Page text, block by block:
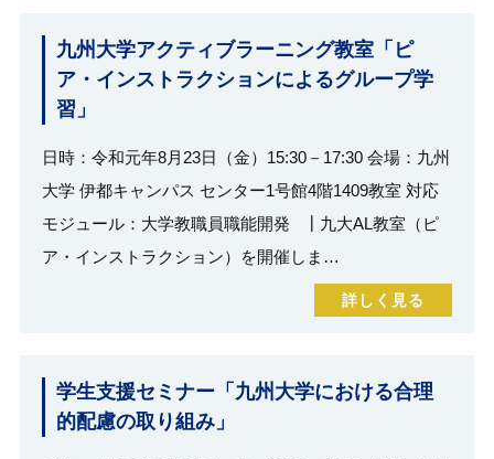
九州大学アクティブラーニング教室「ピ
ア・インストラクションによるグループ学
習」
日時：令和元年8月23日（金）15:30－17:30 会場：九州
大学 伊都キャンパス センター1号館4階1409教室 対応
モジュール：大学教職員職能開発 ┃九大AL教室（ピ
ア・インストラクション）を開催しま…
詳しく見る
学生支援セミナー「九州大学における合理
的配慮の取り組み」